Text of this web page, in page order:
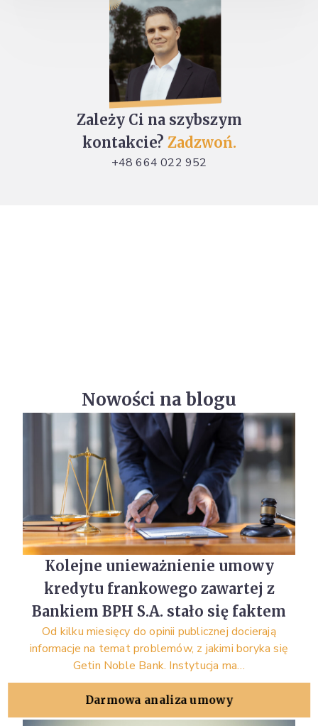
Darmowa analiza umowy
Zależy Ci na szybszym
kontakcie? Zadzwoń.
+48 664 022 952
Nowości na blogu
Kolejne unieważnienie umowy
kredytu frankowego zawartej z
Bankiem BPH S.A. stało się faktem
Od kilku miesięcy do opinii publicznej docierają
informacje na temat problemów, z jakimi boryka się
Getin Noble Bank. Instytucja ma…